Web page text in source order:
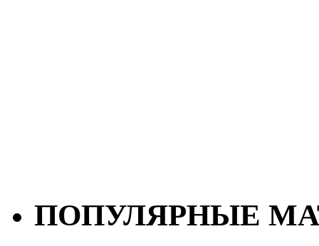
ПОПУЛЯРНЫЕ